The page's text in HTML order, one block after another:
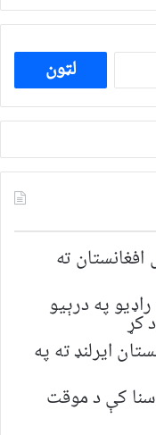
ددی
لپاره
لټون:
کډوال افغانستان ته
په درېیو
کړ
ایرلنډ ته په
سنا کې د موقت